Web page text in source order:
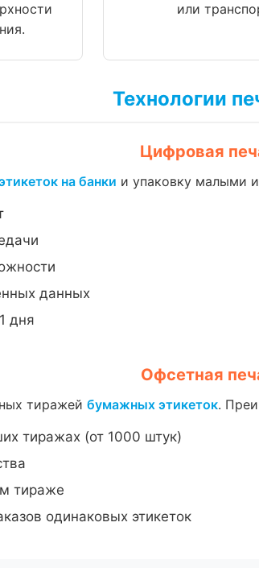
или
Технологии
Цифровая
на банки и упаковку малыми
данных
дня
Офсетная
тиражей бумажных этикеток.
тиражах (от 1000 штук)
тираже
одинаковых этикеток